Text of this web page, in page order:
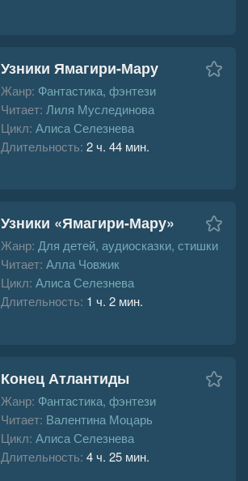
Узники Ямагири-Мару
Жанр: Фантастика, фэнтези
Читает: Лиля Муслединова
Цикл: Алиса Селезнева
Длительность: 2 ч. 44 мин.
Узники «Ямагири-Мару»
Жанр: Для детей, аудиосказки, стишки
Читает: Алла Човжик
Цикл: Алиса Селезнева
Длительность: 1 ч. 2 мин.
Конец Атлантиды
Жанр: Фантастика, фэнтези
Читает: Валентина Моцарь
Цикл: Алиса Селезнева
Длительность: 4 ч. 25 мин.